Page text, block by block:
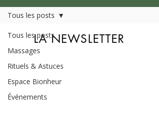
Tous les posts
Massages
Rituels & Astuces
Espace Bionheur
Événements
Tous les posts
LA NEWSLETTER